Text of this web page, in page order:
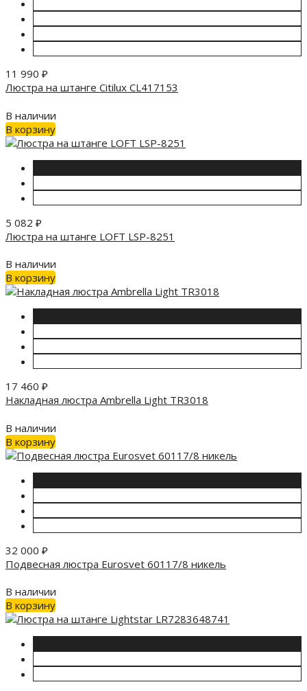
11 990 ₽
Люстра на штанге Citilux CL417153
В наличии
В корзину
5 082 ₽
Люстра на штанге LOFT LSP-8251
В наличии
В корзину
17 460 ₽
Накладная люстра Ambrella Light TR3018
В наличии
В корзину
32 000 ₽
Подвесная люстра Eurosvet 60117/8 никель
В наличии
В корзину